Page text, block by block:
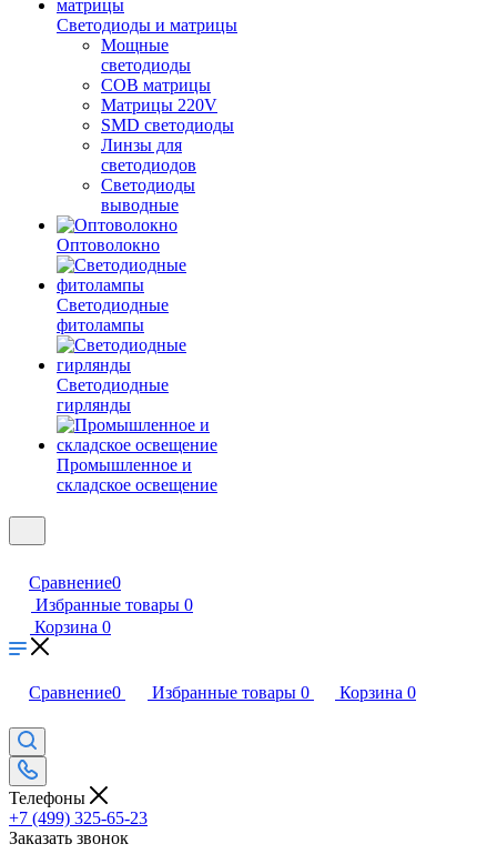
Светодиоды и матрицы
Мощные
светодиоды
COB матрицы
Матрицы 220V
SMD светодиоды
Линзы для
светодиодов
Светодиоды
выводные
Оптоволокно
Светодиодные
фитолампы
Светодиодные
гирлянды
Промышленное и
складское освещение
Сравнение0
Избранные товары 0
Корзина 0
Сравнение0 Избранные товары 0 Корзина 0
Телефоны
+7 (499) 325-65-23
Заказать звонок